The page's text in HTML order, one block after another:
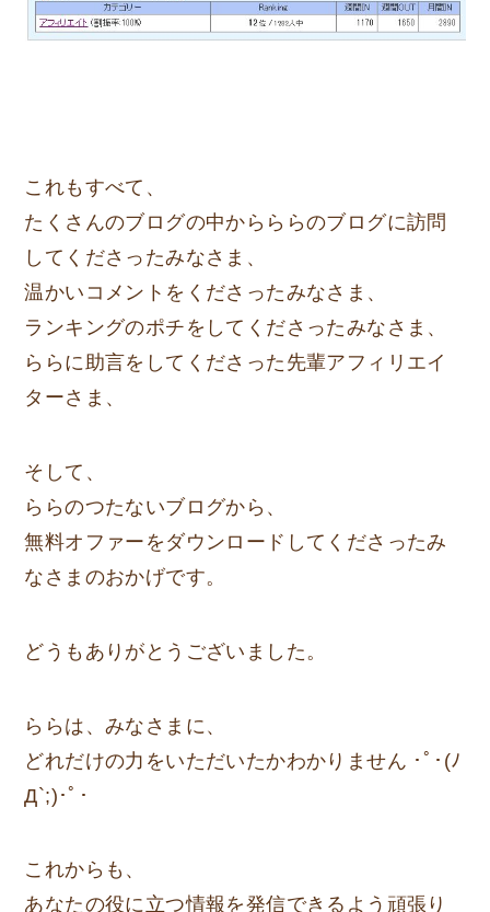
これもすべて、
たくさんのブログの中からららのブログに訪問
してくださったみなさま、
温かいコメントをくださったみなさま、
ランキングのポチをしてくださったみなさま、
ららに助言をしてくださった先輩アフィリエイ
ターさま、
そして、
ららのつたないブログから、
無料オファーをダウンロードしてくださったみ
なさまのおかげです。
どうもありがとうございました。
ららは、みなさまに、
どれだけの力をいただいたかわかりません ･ﾟ･(ﾉ
Д`;)･ﾟ･
これからも、
あなたの役に立つ情報 を発信できるよう頑張り